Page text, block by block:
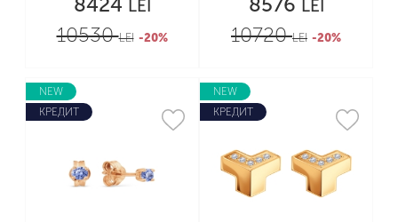
LEI
10530LEI -20%
LEI
10720LEI -20%
NEW
КРЕДИТ
NEW
КРЕДИТ